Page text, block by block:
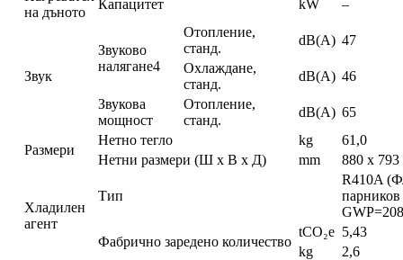
на дъното
Капацитет kW –
Звук
Звуково
налягане4
Отопление,
станд.
dB(A) 47
Охлаждане,
станд.
dB(A) 46
Звукова
мощност
Отопление,
станд.
dB(A) 65
Размери
Нетно тегло kg
61,0
Нетни размери (Ш х В х Д)
mm 880 x 793
Хладилен
агент
Тип
R410A
парников
Фабрично заредено количество
tCO₂e 5,43
kg
2,6